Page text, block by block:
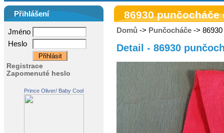
Přihlášení
Jméno
Heslo
Registrace
Zapomenuté heslo
Prince Oliver/ Baby Cool
86930 punčocháče
Domů -> Punčocháče ->
Detail - 86930